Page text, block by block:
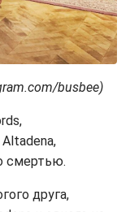
busbee)
смертью.
друга,